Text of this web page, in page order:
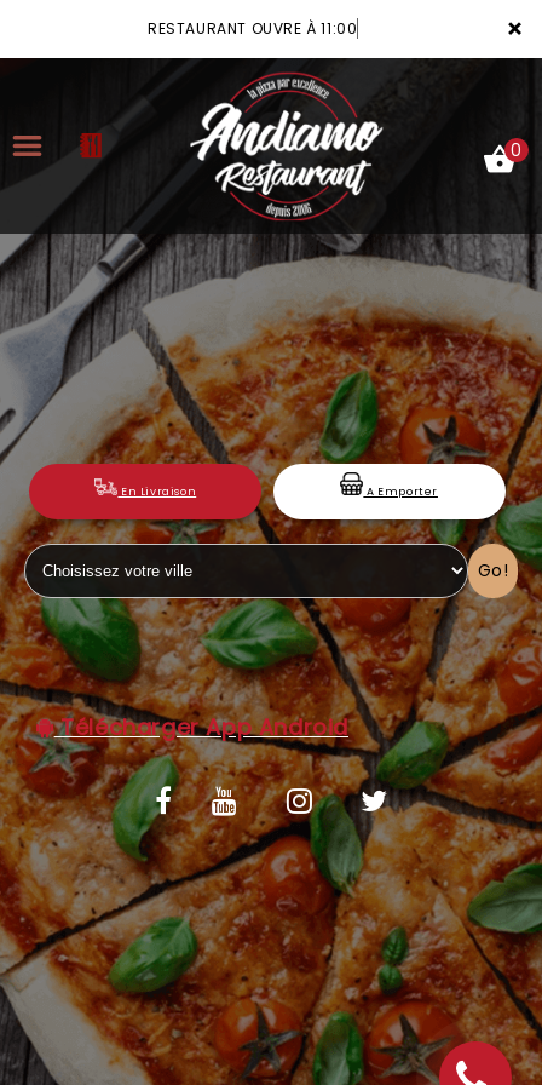
×
RESTAURANT OUVRE À 11:00
ACCUEIL
LA CARTE
VOTRE COMPTE
NOTRE RESTAURANT
VOS AVIS
MENTIONS LÉGALES
C.G.V
0
En Livraison A Emporter
Go!
Télécharger App Android